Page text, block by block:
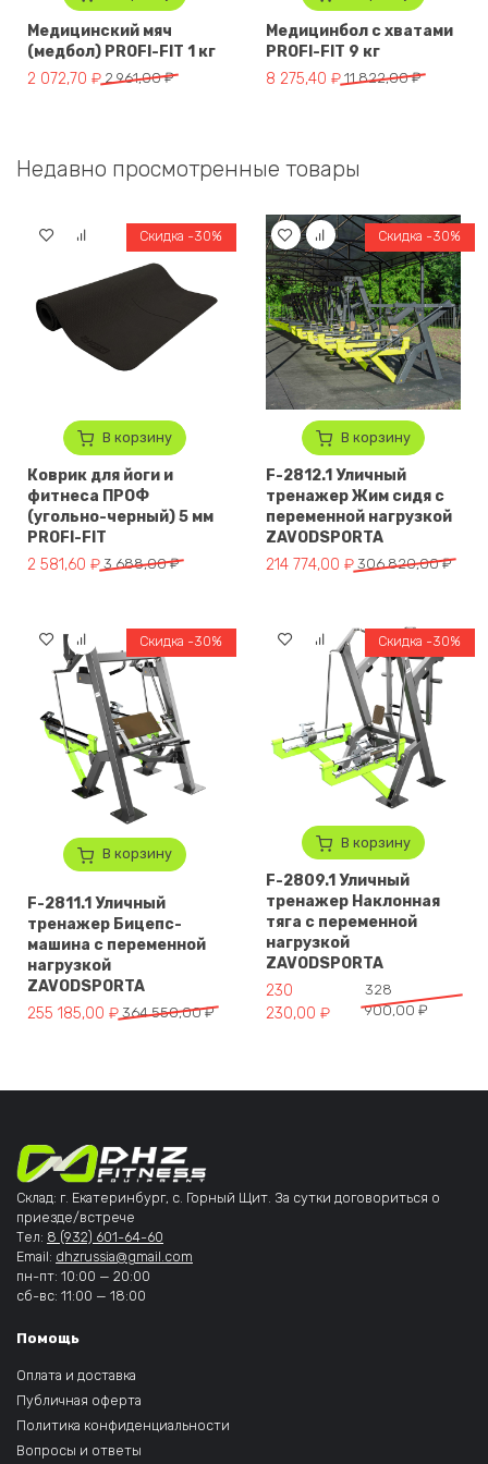
Медицинский мяч
(медбол) PROFI-FIT 1 кг
2 961,00₽
Первоначальная цена составляла 2 961,00 ₽.
2 072,70 ₽
Текущая цена: 2 072,70 ₽.
Медицинбол с хватами
PROFI-FIT 9 кг
11 822,00₽
Первоначальная цена
8 275,40 ₽
Текущая цена: 8 275,40 ₽.
Недавно просмотренные товары
В корзину
Скидка -30%
Коврик для йоги и
фитнеса ПРОФ
(угольно-черный) 5 мм
PROFI-FIT
3 688,00₽
Первоначальная цена составляла 3 688,00 ₽.
2 581,60 ₽
Текущая цена: 2 581,60 ₽.
В корзину
Скидка -30%
F-2812.1 Уличный
тренажер Жим сидя с
переменной нагрузкой
ZAVODSPORTA
306 820,00₽
Первоначальная цена
214 774,00 ₽
Текущая цена: 214 774,00 ₽.
В корзину
Скидка -30%
F-2811.1 Уличный
тренажер Бицепс-
машина с переменной
нагрузкой
ZAVODSPORTA
364 550,00₽
Первоначальная цена составляла 364 550,00 ₽.
255 185,00 ₽
Текущая цена: 255 185,00 ₽.
В корзину
Скидка -30%
F-2809.1 Уличный
тренажер Наклонная
тяга с переменной
нагрузкой
ZAVODSPORTA
328
900,00 ₽
Первоначальная цена
230
230,00 ₽
Текущая цена: 230 230,00 ₽.
Склад: г. Екатеринбург, с. Горный Щит. За сутки договориться о
приезде/встрече
Тел: 8 (932) 601-64-60
Email: dhzrussia@gmail.com
пн-пт: 10:00 — 20:00
сб-вс: 11:00 — 18:00
Помощь
Оплата и доставка
Публичная оферта
Политика конфиденциальности
Вопросы и ответы